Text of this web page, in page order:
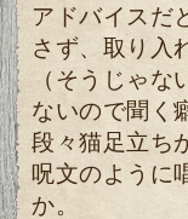
アドバイスだ
さず、取り入
（そうじゃな
ないので聞く
段々猫足立ち
呪文のように
か。